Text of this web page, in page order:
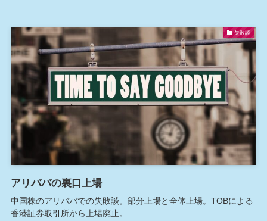
失敗談
アリババの裏口上場
中国株のアリババでの失敗談。部分上場と全体上場。TOBによる
香港証券取引所から上場廃止。